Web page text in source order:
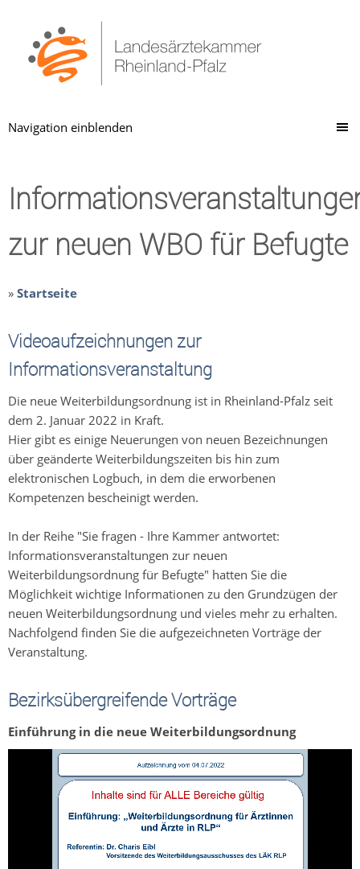
Navigation einblenden
zur neuen WBO für Befugte
» Startseite
Videoaufzeichnungen zur
Informationsveranstaltung
Die neue Weiterbildungsordnung ist in Rheinland-Pfalz seit
dem 2. Januar 2022 in Kraft.
Hier gibt es einige Neuerungen von neuen Bezeichnungen
über geänderte Weiterbildungszeiten bis hin zum
elektronischen Logbuch, in dem die erworbenen
Kompetenzen bescheinigt werden.
In der Reihe "Sie fragen - Ihre Kammer antwortet:
Informationsveranstaltungen zur neuen
Weiterbildungsordnung für Befugte" hatten Sie die
Möglichkeit wichtige Informationen zu den Grundzügen der
neuen Weiterbildungsordnung und vieles mehr zu erhalten.
Nachfolgend finden Sie die aufgezeichneten Vorträge der
Veranstaltung.
Bezirksübergreifende Vorträge
Einführung in die neue Weiterbildungsordnung